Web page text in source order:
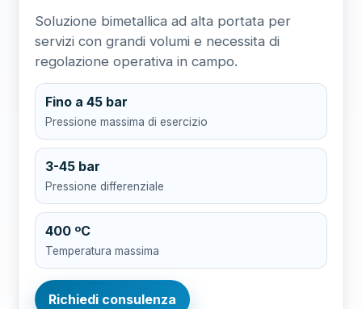
Soluzione bimetallica ad alta portata per
servizi con grandi volumi e necessita di
regolazione operativa in campo.
Fino a 45 bar
Pressione massima di esercizio
3-45 bar
Pressione differenziale
400 ºC
Temperatura massima
Richiedi consulenza